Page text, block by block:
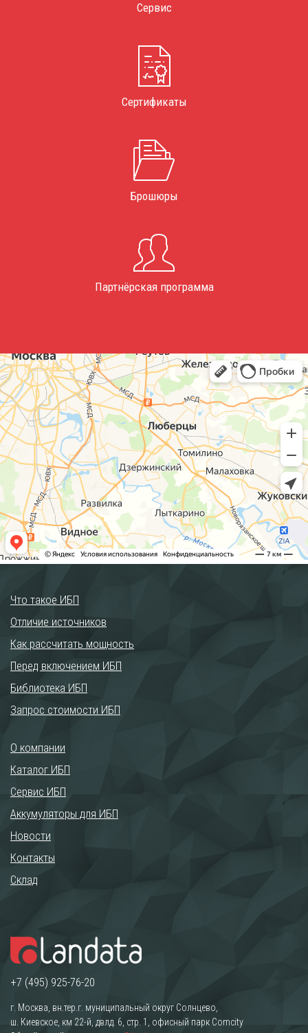
Сервис
Сертификаты
Брошюры
Партнёрская программа
Что такое ИБП
Отличие источников
Как рассчитать мощность
Перед включением ИБП
Библиотека ИБП
Запрос стоимости ИБП
О компании
Каталог ИБП
Сервис ИБП
Аккумуляторы для ИБП
Новости
Контакты
Склад
+7 (495) 925-76-20
г. Москва, вн.тер.г. муниципальный округ Солнцево,
ш. Киевское, км 22-й, двлд. 6, стр. 1, офисный парк Comcity